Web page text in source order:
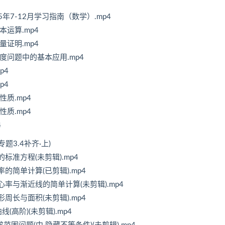
7-12月学习指南（数学）.mp4
运算.mp4
证明.mp4
问题中的基本应用.mp4
质.mp4
质.mp4
题3.4补齐·上)
标准方程(未剪辑).mp4
的简单计算(已剪辑).mp4
率与渐近线的简单计算(未剪辑).mp4
周长与面积(未剪辑).mp4
(高阶)(未剪辑).mp4